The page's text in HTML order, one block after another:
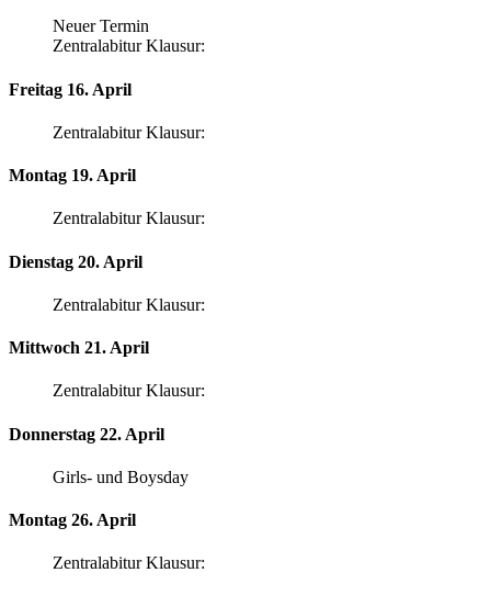
Neuer Termin
Zentralabitur Klausur:
Freitag 16. April
Zentralabitur Klausur:
Montag 19. April
Zentralabitur Klausur:
Dienstag 20. April
Zentralabitur Klausur:
Mittwoch 21. April
Zentralabitur Klausur:
Donnerstag 22. April
Girls- und Boysday
Montag 26. April
Zentralabitur Klausur: